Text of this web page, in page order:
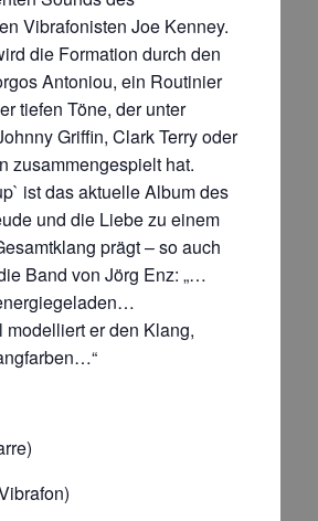
Vibrafonisten Joe Kenney.
die Formation durch den
Antoniou, ein Routinier
tiefen Töne, der unter
Griffin, Clark Terry oder
zusammengespielt hat.
ist das aktuelle Album des
und die Liebe zu einem
prägt – so auch
Band von Jörg Enz: „…
modelliert er den Klang,